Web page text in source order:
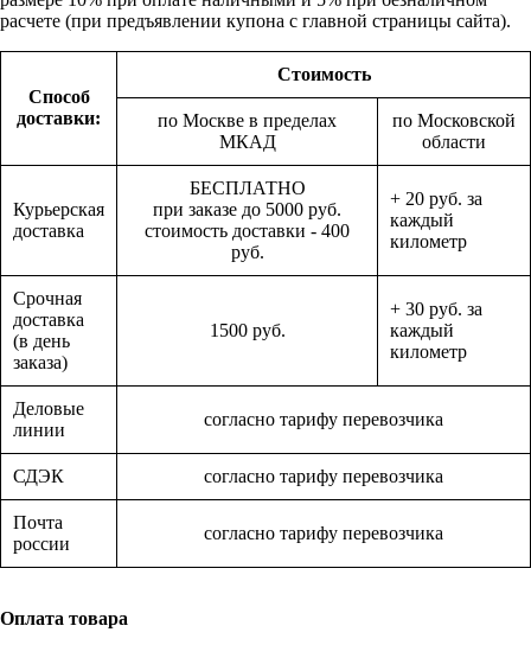
расчете (при предъявлении купона с главной страницы сайта).
Способ
доставки:
Стоимость
по Москве в пределах
МКАД
по Московской
области
Курьерская
доставка
БЕСПЛАТНО
при заказе до 5000 руб.
стоимость доставки - 400
руб.
+ 20 руб. за
каждый
километр
Срочная
доставка
(в день
заказа)
1500 руб.
+ 30 руб. за
каждый
километр
Деловые
линии
согласно тарифу перевозчика
СДЭК согласно тарифу перевозчика
Почта
россии
согласно тарифу перевозчика
Оплата товара